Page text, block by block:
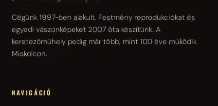
Cégünk 1997-ben alakult. Festmény reprodukciókat és
egyedi vászonképeket 2007 óta készítünk. A
keretezőműhely pedig már több, mint 100 éve működik
Miskolcon.
NAVIGÁCIÓ